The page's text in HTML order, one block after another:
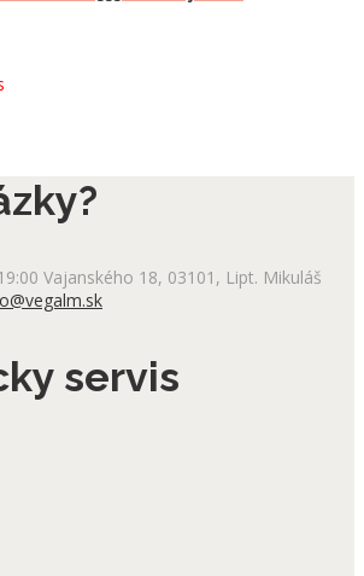
Vajanského 18, 03101, Lipt. Mikuláš
servis